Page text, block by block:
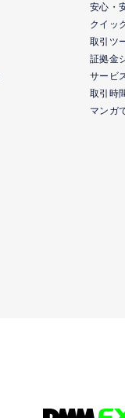
安心・
クイッ
取引ツ
証拠金
サービ
取引時
マンガ